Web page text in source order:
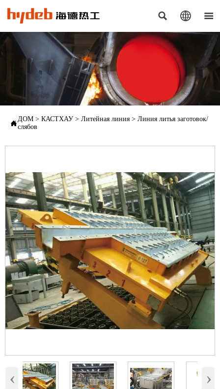
  
ДОМ > КАСТХАУ > Литейная линия > Линия литья заготовок/
слябов
‹ ›